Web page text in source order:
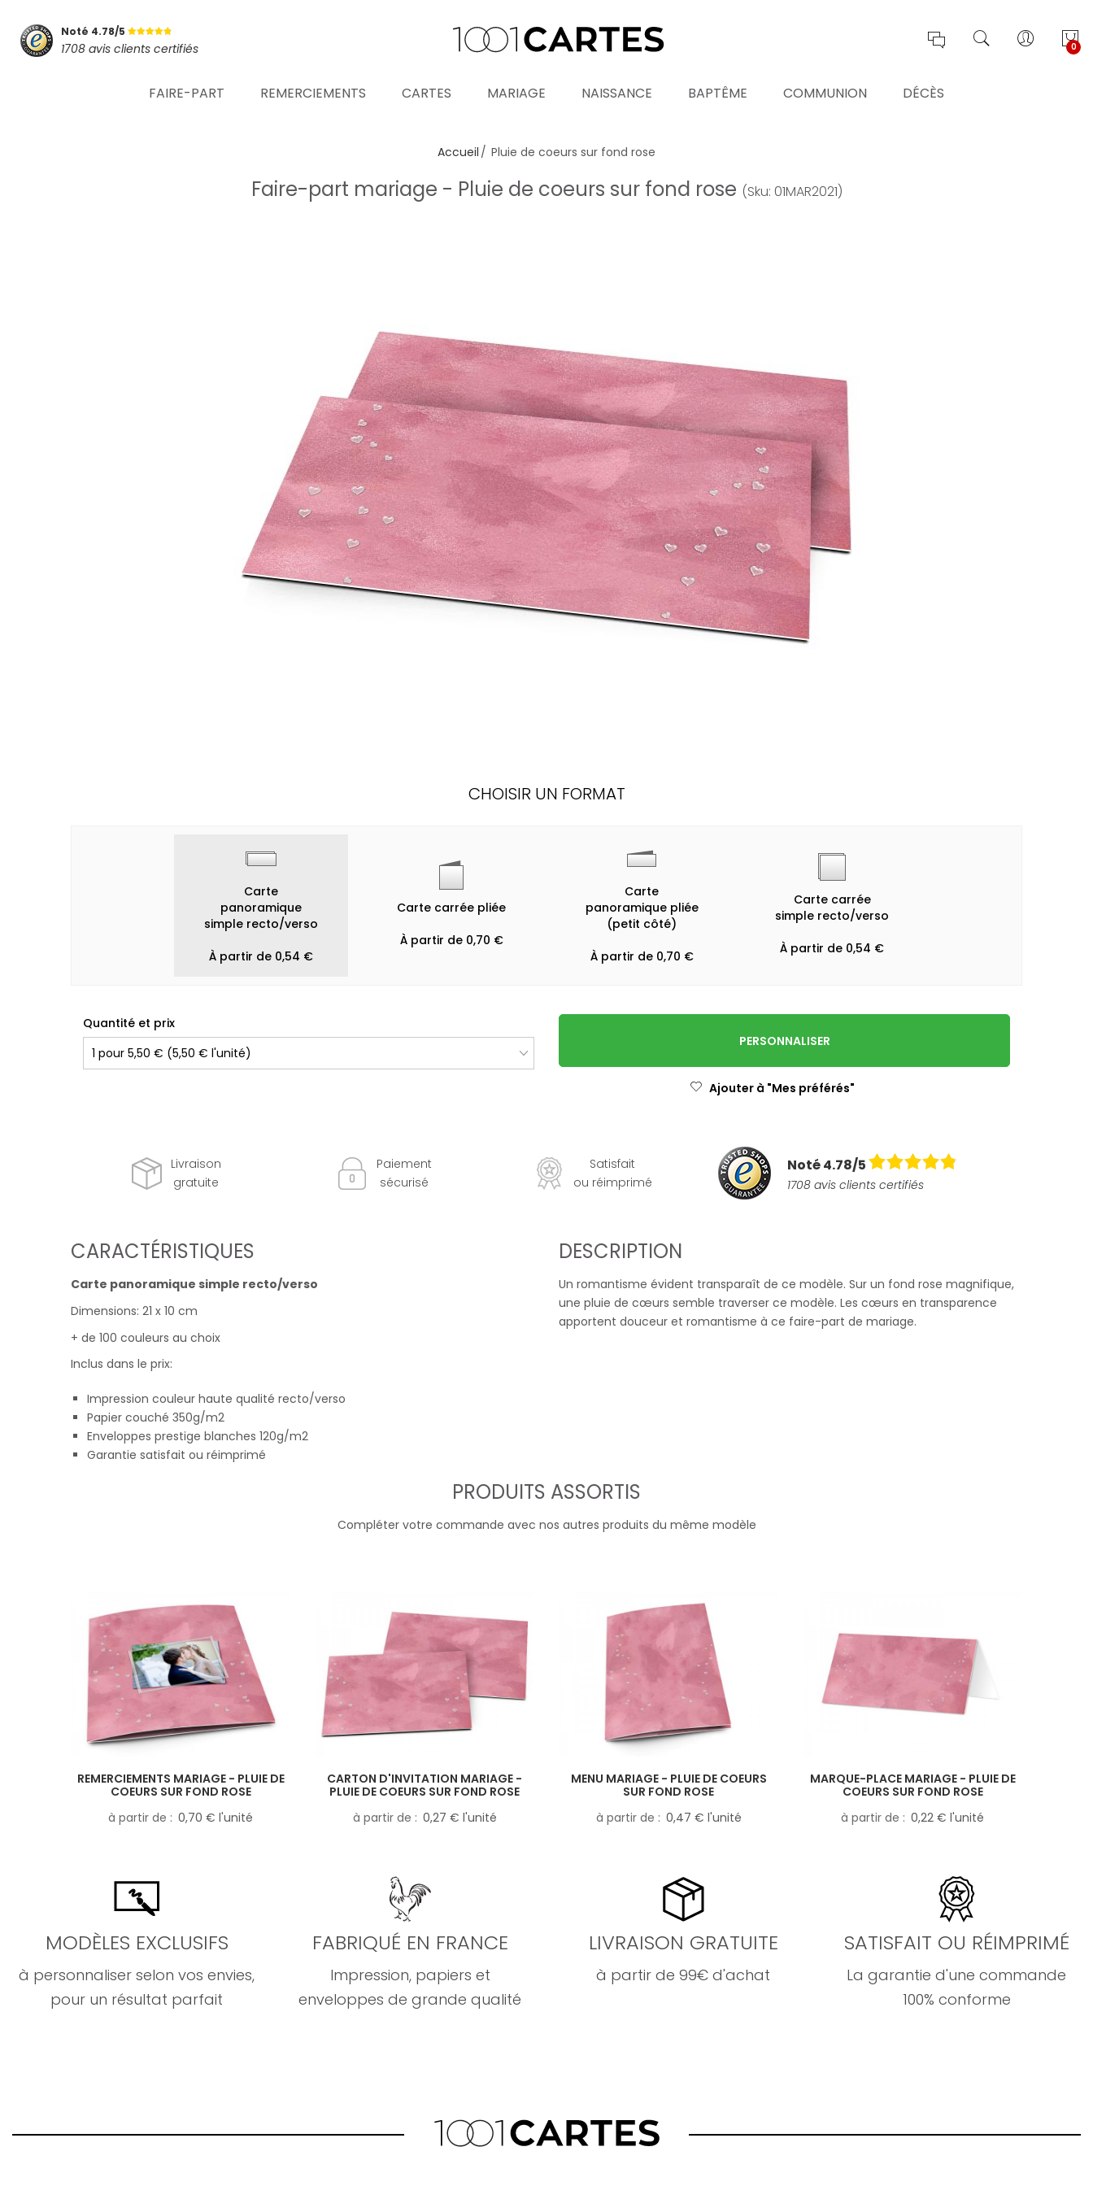
Noté 4.78/5
1708 avis clients certifiés 0
FAIRE-PART REMERCIEMENTS CARTES MARIAGE NAISSANCE BAPTÊME COMMUNION DÉCÈS
Mot de passe oublié ?
SE CONNECTER
Accueil Pluie de coeurs sur fond rose
Faire-part mariage - Pluie de coeurs sur fond rose (Sku: 01MAR2021)
CHOISIR UN FORMAT
Carte
panoramique
simple recto/verso
À partir de 0,54 €
Carte carrée pliée
À partir de 0,70 €
Carte
panoramique pliée
(petit côté)
À partir de 0,70 €
Carte carrée
simple recto/verso
À partir de 0,54 €
Quantité et prix
PERSONNALISER
Ajouter à "Mes préférés"
Livraison
gratuite
Paiement
sécurisé
Satisfait
ou réimprimé
Noté 4.78/5
1708 avis clients certifiés
CARACTÉRISTIQUES
Carte panoramique simple recto/verso
Dimensions: 21 x 10 cm
+ de 100 couleurs au choix
Inclus dans le prix:
Impression couleur haute qualité recto/verso
Papier couché 350g/m2
Enveloppes prestige blanches 120g/m2
Garantie satisfait ou réimprimé
DESCRIPTION
Un romantisme évident transparaît de ce modèle. Sur un fond rose magnifique,
une pluie de cœurs semble traverser ce modèle. Les cœurs en transparence
apportent douceur et romantisme à ce faire-part de mariage.
PRODUITS ASSORTIS
Compléter votre commande avec nos autres produits du même modèle
REMERCIEMENTS MARIAGE - PLUIE DE
COEURS SUR FOND ROSE
à partir de
0,70 € l'unité
CARTON D'INVITATION MARIAGE -
PLUIE DE COEURS SUR FOND ROSE
à partir de
0,27 € l'unité
MENU MARIAGE - PLUIE DE COEURS
SUR FOND ROSE
à partir de
0,47 € l'unité
MARQUE-PLACE MARIAGE - PLUIE DE
COEURS SUR FOND ROSE
à partir de
0,22 € l'unité
MODÈLES EXCLUSIFS
à personnaliser selon vos envies,
pour un résultat parfait
FABRIQUÉ EN FRANCE
Impression, papiers et
enveloppes de grande qualité
LIVRAISON GRATUITE
à partir de 99€ d'achat
SATISFAIT OU RÉIMPRIMÉ
La garantie d'une commande
100% conforme